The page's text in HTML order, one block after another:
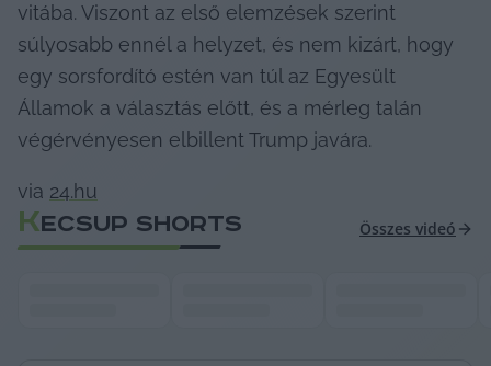
vitába. Viszont az első elemzések szerint
súlyosabb ennél a helyzet, és nem kizárt, hogy
egy sorsfordító estén van túl az Egyesült
Államok a választás előtt, és a mérleg talán
végérvényesen elbillent Trump javára.
via 24.hu
KECSUP SHORTS Összes videó